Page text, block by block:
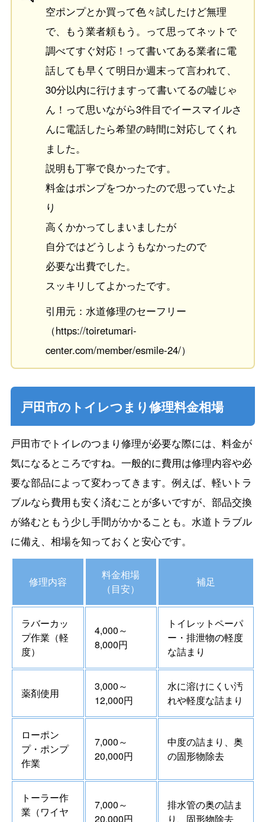
空ポンプとか買って色々試したけど無理
で、もう業者頼もう。って思ってネットで
調べてすぐ対応！って書いてある業者に電
話しても早くて明日か週末って言われて、
30分以内に行けますって書いてるの嘘じゃ
ん！って思いながら3件目でイースマイルさ
んに電話したら希望の時間に対応してくれ
ました。
説明も丁寧で良かったです。
料金はポンプをつかったので思っていたよ
り
高くかかってしまいましたが
自分ではどうしようもなかったので
必要な出費でした。
スッキリしてよかったです。
引用元：水道修理のセーフリー
（https://toiretumari-
center.com/member/esmile-24/）
戸田市のトイレつまり修理料金相場
戸田市でトイレのつまり修理が必要な際には、料金が
気になるところですね。一般的に費用は修理内容や必
要な部品によって変わってきます。例えば、軽いトラ
ブルなら費用も安く済むことが多いですが、部品交換
が絡むともう少し手間がかかることも。水道トラブル
に備え、相場を知っておくと安心です。
修理内容
料金相場
（目安）
補足
ラバーカッ
プ作業（軽
度）
4,000～
8,000円
トイレットペーパ
ー・排泄物の軽度
な詰まり
薬剤使用
3,000～
12,000円
水に溶けにくい汚
れや軽度な詰まり
ローポン
プ・ポンプ
作業
7,000～
20,000円
中度の詰まり、奥
の固形物除去
トーラー作
業（ワイヤ
7,000～
20,000円
排水管の奥の詰ま
り、固形物除去